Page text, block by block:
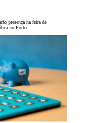
presença na feira de
no Porto.…